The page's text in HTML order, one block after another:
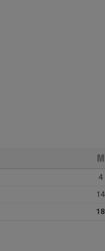
4
14
18